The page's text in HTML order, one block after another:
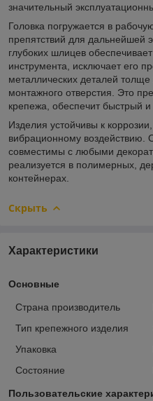
значительный
Головка погружается в
препятствий для дальнейшей
глубоких шлицев
инструмента, исключает его
металлических деталей толще
монтажного отверстия. Это
крепежа, обеспечит быстрый и
Изделия устойчивы к
вибрационному воздействию.
совместимы с любыми
реализуется в полимерных,
контейнерах.
Скрыть
Характеристики
Основные
Страна производитель
Тип крепежного изделия
Упаковка
Состояние
Пользовательские